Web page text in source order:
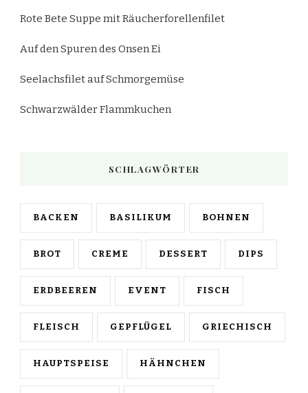
Rote Bete Suppe mit Räucherforellenfilet
Auf den Spuren des Onsen Ei
Seelachsfilet auf Schmorgemüse
Schwarzwälder Flammkuchen
SCHLAGWÖRTER
BACKEN BASILIKUM BOHNEN
BROT CREME DESSERT DIPS
ERDBEEREN EVENT FISCH
FLEISCH GEPFLÜGEL GRIECHISCH
HAUPTSPEISE HÄHNCHEN